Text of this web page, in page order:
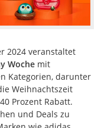
2024 veranstaltet
Woche mit
Kategorien, darunter
Weihnachtszeit
Prozent Rabatt.
und Deals zu